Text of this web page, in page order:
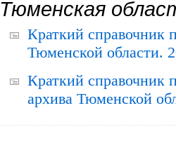
Тюменская
Краткий справочник
Тюменской области.
Краткий справочник
архива Тюменской